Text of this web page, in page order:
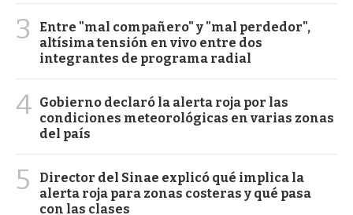
3
Entre "mal compañero" y "mal perdedor",
altísima tensión en vivo entre dos
integrantes de programa radial
4 Gobierno declaró la alerta roja por las
condiciones meteorológicas en varias zonas
del país
5
Director del Sinae explicó qué implica la
alerta roja para zonas costeras y qué pasa
con las clases